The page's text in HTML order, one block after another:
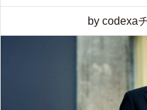
by codexa